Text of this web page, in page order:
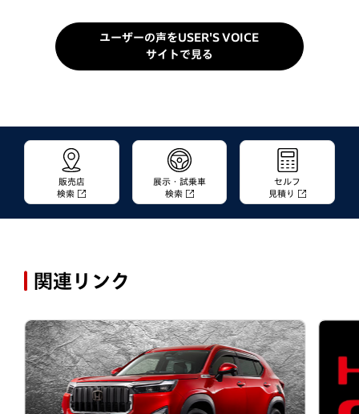
ユーザーの声をUSER'S VOICE
サイトで見る
販売店
検索
展示・試乗車
検索
セルフ
見積り
関連リンク